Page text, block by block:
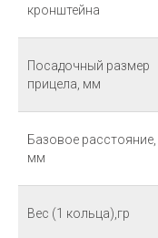
кронштейна
Посадочный размер
прицела, мм
Базовое расстояние,
мм
Вес (1 кольца),гр